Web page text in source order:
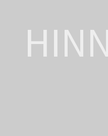
Kauneushoitola